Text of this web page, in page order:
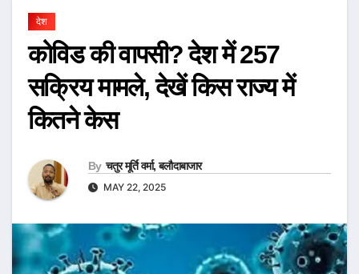
देश
कोविड की वापसी? देश में 257
सक्रिय मामले, देखें किस राज्य में
कितने केस
By चतुर मूर्ति वर्मा, बलौदाबाजार
MAY 22, 2025